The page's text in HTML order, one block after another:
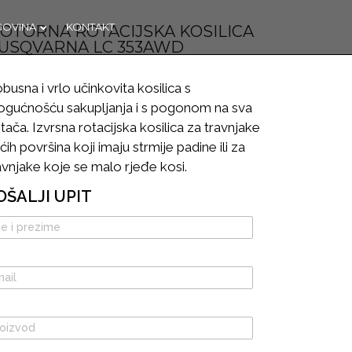
OTVORENA
NOVA
TRGOVINA U
KAŠTELIMA
KONTAKT
ROTACIJSKA KOSILICA
LC 353AWD
i vrlo učinkovita kosilica s
sakupljanja i s pogonom na sva
Izvrsna rotacijska kosilica za travnjake
površina koji imaju strmije padine ili za
koje se malo rjeđe kosi.
UPIT